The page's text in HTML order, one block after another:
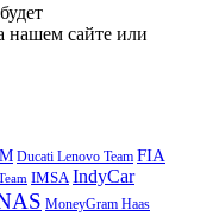
нашем сайте или
Ducati Lenovo Team FIA
IMSA IndyCar
MoneyGram Haas